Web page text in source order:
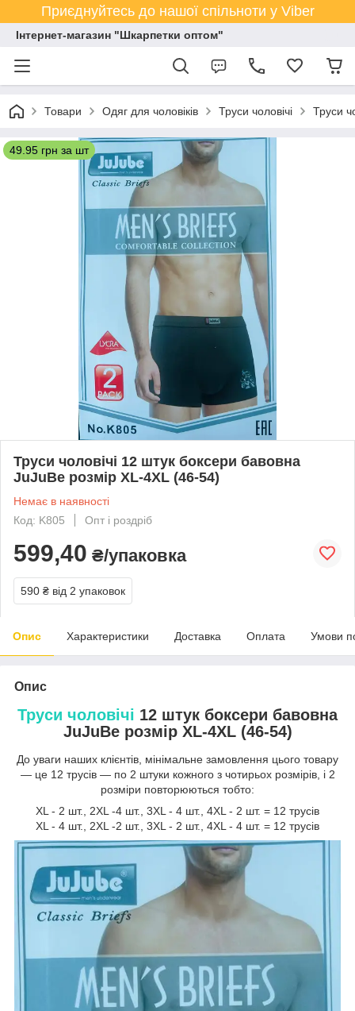
Приєднуйтесь до нашої спільноти у Viber
Інтернет-магазин "Шкарпетки оптом"
Товари Одяг для чоловіків Труси чоловічі Труси
49.95 грн за шт
Труси чоловічі 12 штук боксери бавовна
JuJuBe розмір XL-4XL (46-54)
Немає в наявності
Код: K805
Опт і роздріб
599,40 ₴/упаковка
590 ₴ від 2 упаковок
Опис Характеристики Доставка Оплата Умови
Опис
Труси чоловічі 12 штук боксери бавовна
JuJuBe розмір XL-4XL (46-54)
До уваги наших клієнтів, мінімальне замовлення цього товару
— це 12 трусів — по 2 штуки кожного з чотирьох розмірів, і 2
розміри повторюються тобто:
XL - 2 шт., 2XL -4 шт., 3XL - 4 шт., 4XL - 2 шт. = 12 трусів
XL - 4 шт., 2XL -2 шт., 3XL - 2 шт., 4XL - 4 шт. = 12 трусів